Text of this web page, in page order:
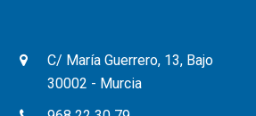
C/ María Guerrero, 13, Bajo
30002 - Murcia